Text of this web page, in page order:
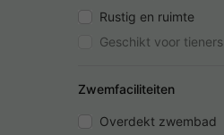
Rustig en ruimte
Geschikt voor tieners
Zwemfaciliteiten
Overdekt zwembad